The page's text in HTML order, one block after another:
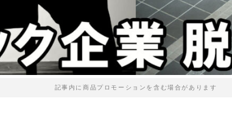
記事内に商品プロモーションを含む場合があります